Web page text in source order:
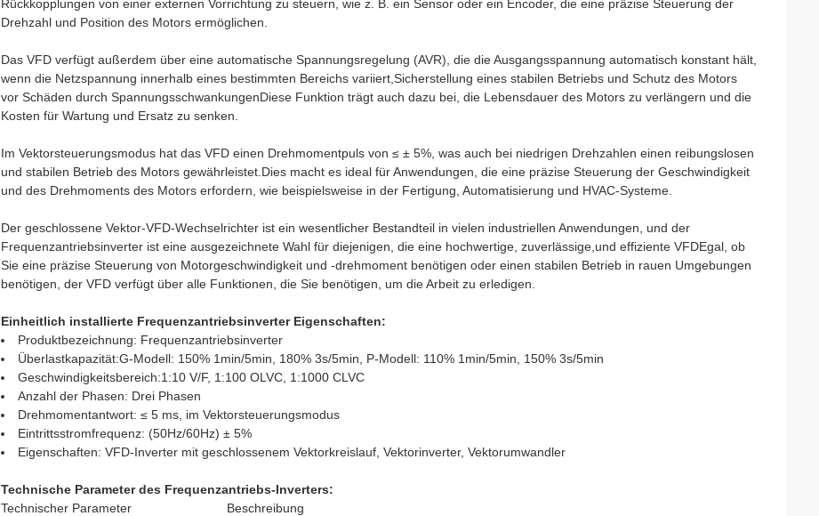
Rückkopplungen von einer externen Vorrichtung zu steuern, wie z. B. ein Sensor oder ein Encoder, die eine präzise Steuerung der
Drehzahl und Position des Motors ermöglichen.
Das VFD verfügt außerdem über eine automatische Spannungsregelung (AVR), die die Ausgangsspannung automatisch konstant hält,
wenn die Netzspannung innerhalb eines bestimmten Bereichs variiert,Sicherstellung eines stabilen Betriebs und Schutz des Motors
vor Schäden durch SpannungsschwankungenDiese Funktion trägt auch dazu bei, die Lebensdauer des Motors zu verlängern und die
Kosten für Wartung und Ersatz zu senken.
Im Vektorsteuerungsmodus hat das VFD einen Drehmomentpuls von ≤ ± 5%, was auch bei niedrigen Drehzahlen einen reibungslosen
und stabilen Betrieb des Motors gewährleistet.Dies macht es ideal für Anwendungen, die eine präzise Steuerung der Geschwindigkeit
und des Drehmoments des Motors erfordern, wie beispielsweise in der Fertigung, Automatisierung und HVAC-Systeme.
Der geschlossene Vektor-VFD-Wechselrichter ist ein wesentlicher Bestandteil in vielen industriellen Anwendungen, und der
Frequenzantriebsinverter ist eine ausgezeichnete Wahl für diejenigen, die eine hochwertige, zuverlässige,und effiziente VFDEgal, ob
Sie eine präzise Steuerung von Motorgeschwindigkeit und -drehmoment benötigen oder einen stabilen Betrieb in rauen Umgebungen
benötigen, der VFD verfügt über alle Funktionen, die Sie benötigen, um die Arbeit zu erledigen.
Einheitlich installierte Frequenzantriebsinverter Eigenschaften:
Produktbezeichnung: Frequenzantriebsinverter
Überlastkapazität:G-Modell: 150% 1min/5min, 180% 3s/5min, P-Modell: 110% 1min/5min, 150% 3s/5min
Geschwindigkeitsbereich:1:10 V/F, 1:100 OLVC, 1:1000 CLVC
Anzahl der Phasen: Drei Phasen
Drehmomentantwort: ≤ 5 ms, im Vektorsteuerungsmodus
Eintrittsstromfrequenz: (50Hz/60Hz) ± 5%
Eigenschaften: VFD-Inverter mit geschlossenem Vektorkreislauf, Vektorinverter, Vektorumwandler
Technische Parameter des Frequenzantriebs-Inverters:
Technischer Parameter
Beschreibung